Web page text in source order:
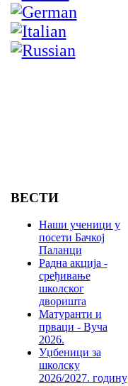
ВЕСТИ
Наши ученици у
посети Бачкој
Паланци
Радна акција -
сређивање
школског
дворишта
Матуранти и
прваци - Вуча
2026.
Уџбеници за
школску
2026/2027. годину